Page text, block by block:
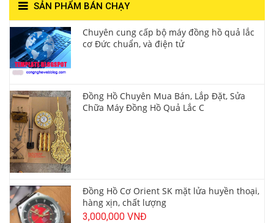
SẢN PHẨM BÁN CHẠY
Chuyên cung cấp bộ máy đồng hồ quả lắc
cơ Đức chuẩn, và điện tử
Đồng Hồ Chuyên Mua Bán, Lắp Đặt, Sửa
Chữa Máy Đồng Hồ Quả Lắc C
Đồng Hồ Cơ Orient SK mặt lửa huyền thoại,
hàng xịn, chất lượng
3,000,000 VNĐ